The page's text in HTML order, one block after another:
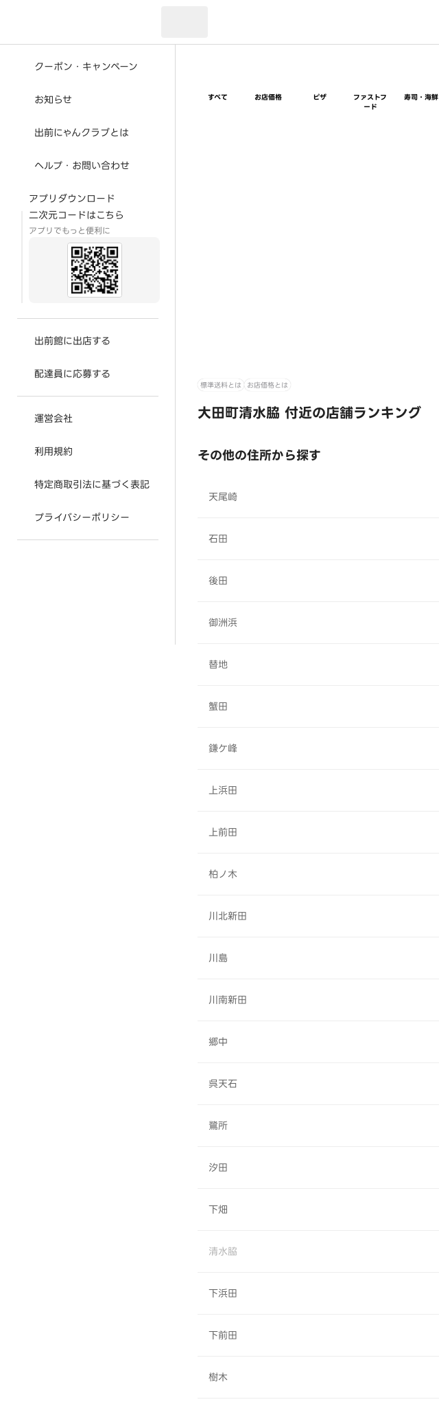
クーポン・キャンペーン
お知らせ
出前にゃんクラブとは
ヘルプ・お問い合わせ
アプリダウンロード
二次元コードはこちら
アプリでもっと便利に
出前館に出店する
配達員に応募する
運営会社
利用規約
特定商取引法に基づく表記
プライバシーポリシー
すべて お店価格 ピザ
ファストフ
ード
寿司・海鮮
標準送料とは お店価格とは
大田町清水脇 付近の店舗ランキング
その他の住所から探す
天尾崎
石田
後田
御洲浜
替地
蟹田
鎌ケ峰
上浜田
上前田
柏ノ木
川北新田
川島
川南新田
郷中
呉天石
鷺所
汐田
下畑
清水脇
下浜田
下前田
樹木